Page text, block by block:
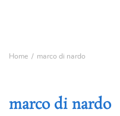
Home marco di nardo
marco di nardo